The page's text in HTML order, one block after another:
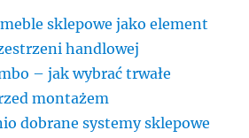
sklepowe jako element
handlowej
– jak wybrać trwałe
montażem
dobrane systemy sklepowe